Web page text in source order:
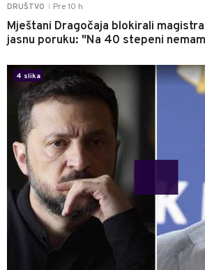
DRUŠTVO Pre 10 h
Mještani Dragočaja blokirali
jasnu poruku: "Na 40 stepeni
4 slika